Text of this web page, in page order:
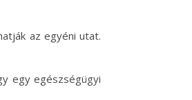
az egyéni utat.
egy egészségügyi